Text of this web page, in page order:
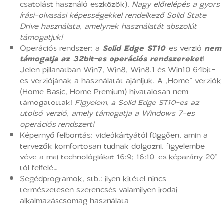
csatolást használó eszközök). Nagy előrelépés a gyors
írási-olvasási képességekkel rendelkező Solid State
Drive használata, amelynek használatát abszolút
támogatjuk!
Operációs rendszer: a Solid Edge ST10-es verzió nem
támogatja az 32bit-es operációs rendszereket!
Jelen pillanatban Win7, Win8, Win8.1 és Win10 64bit-
es verziójának a használatát ajánljuk. A „Home” verziók
(Home Basic, Home Premium) hivatalosan nem
támogatottak! Figyelem, a Solid Edge ST10-es az
utolsó verzió, amely támogatja a Windows 7-es
operációs rendszert!
Képernyő felbontás: videókártyától függően, amin a
tervezők komfortosan tudnak dolgozni, figyelembe
véve a mai technológiákat 16:9; 16:10-es képarány 20”-
tól felfelé…
Segédprogramok, stb.: ilyen kitétel nincs,
természetesen szerencsés valamilyen irodai
alkalmazáscsomag használata